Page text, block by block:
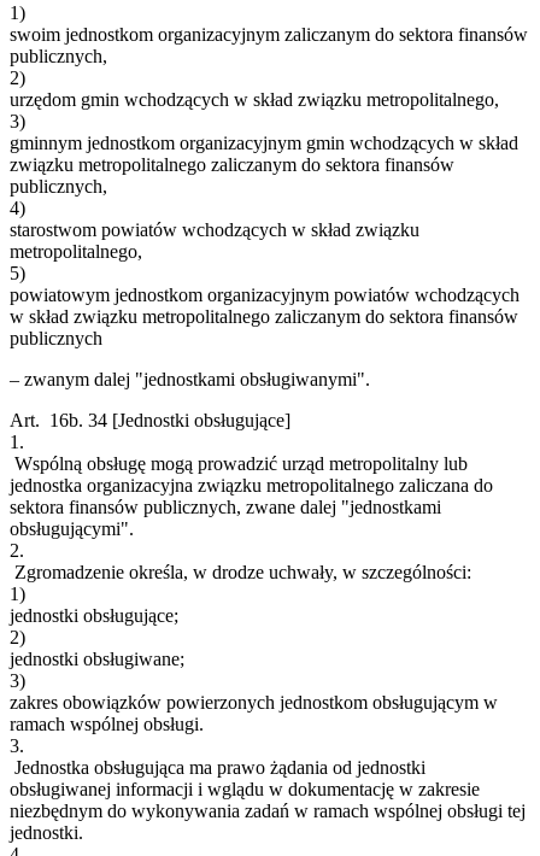
1)
swoim jednostkom organizacyjnym zaliczanym do sektora finansów
publicznych,
2)
urzędom gmin wchodzących w skład związku metropolitalnego,
3)
gminnym jednostkom organizacyjnym gmin wchodzących w skład
związku metropolitalnego zaliczanym do sektora finansów
publicznych,
4)
starostwom powiatów wchodzących w skład związku
metropolitalnego,
5)
powiatowym jednostkom organizacyjnym powiatów wchodzących
w skład związku metropolitalnego zaliczanym do sektora finansów
publicznych
– zwanym dalej "jednostkami obsługiwanymi".
Art. 16b. 34 [Jednostki obsługujące]
1.
Wspólną obsługę mogą prowadzić urząd metropolitalny lub
jednostka organizacyjna związku metropolitalnego zaliczana do
sektora finansów publicznych, zwane dalej "jednostkami
obsługującymi".
2.
Zgromadzenie określa, w drodze uchwały, w szczególności:
1)
jednostki obsługujące;
2)
jednostki obsługiwane;
3)
zakres obowiązków powierzonych jednostkom obsługującym w
ramach wspólnej obsługi.
3.
Jednostka obsługująca ma prawo żądania od jednostki
obsługiwanej informacji i wglądu w dokumentację w zakresie
niezbędnym do wykonywania zadań w ramach wspólnej obsługi tej
jednostki.